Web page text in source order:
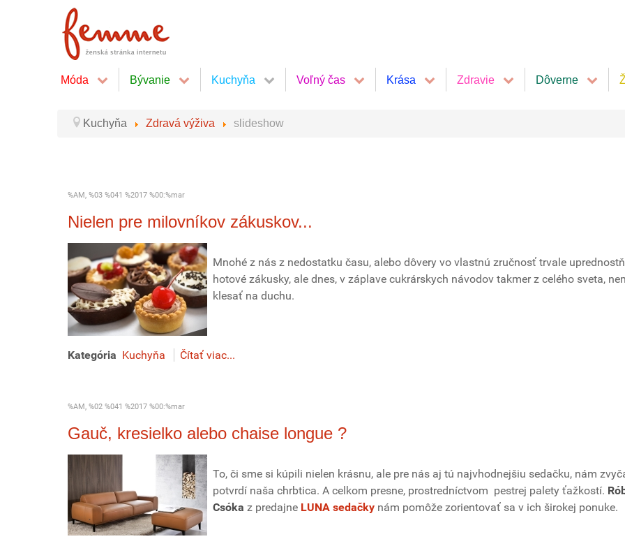
Móda Bývanie Kuchyňa Voľný čas Krása Zdravie Dôverne
Kuchyňa Zdravá výživa slideshow
%AM, %03 %041 %2017 %00:%mar
Nielen pre milovníkov zákuskov...
Mnohé z nás z nedostatku času, alebo dôvery vo vlastnú zručnosť trvale
hotové zákusky, ale dnes, v záplave cukrárskych návodov takmer z celého sveta,
klesať na duchu.
Kategória Kuchyňa Čítať viac...
%AM, %02 %041 %2017 %00:%mar
Gauč, kresielko alebo chaise longue ?
To, či sme si kúpili nielen krásnu, ale pre nás aj tú najvhodnejšiu sedačku, nám
potvrdí naša chrbtica. A celkom presne, prostredníctvom pestrej palety ťažkostí.
Csóka z predajne LUNA sedačky nám pomôže zorientovať sa v ich širokej ponuke.